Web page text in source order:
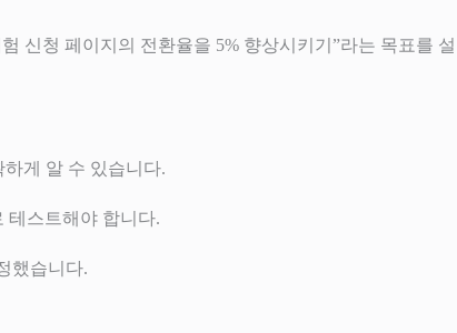
신청 페이지의 전환율을 5% 향상시키기”라는 목표를 설
게 알 수 있습니다.
테스트해야 합니다.
했습니다.